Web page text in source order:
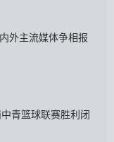
外主流媒体争相报
青篮球联赛胜利闭